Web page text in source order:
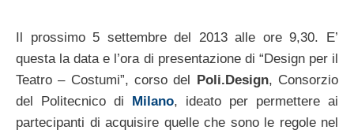
Il prossimo 5 settembre del 2013 alle ore 9,30. E’
questa la data e l’ora di presentazione di “Design per il
Teatro – Costumi”, corso del Poli.Design, Consorzio
del Politecnico di Milano, ideato per permettere ai
partecipanti di acquisire quelle che sono le regole nel